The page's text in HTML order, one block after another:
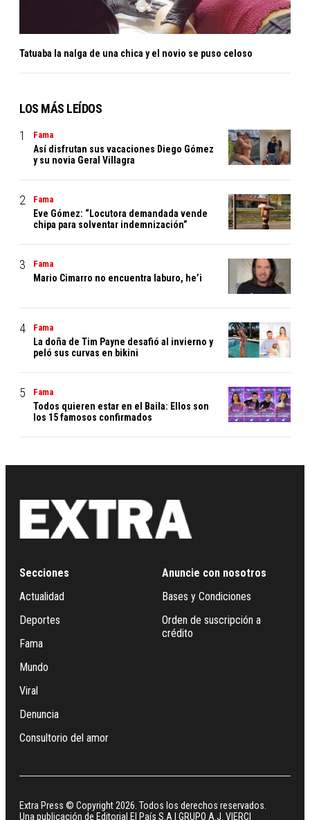
Tatuaba la nalga de una chica y el novio se puso celoso
LOS MÁS LEÍDOS
Fama
Así disfrutan sus vacaciones Diego Gómez
y su novia Geral Villagra
Fama
Eve Gómez: “Locutora demandada vende
chipa para solventar indemnización”
Fama
Mario Cimarro no encuentra laburo, he’i
Fama
La doña de Tim Payne desafió al invierno y
peló sus curvas en bikini
Fama
Todos quieren estar en el Baila: Ellos son
los 15 famosos confirmados
Secciones
Actualidad
Deportes
Fama
Mundo
Viral
Denuncia
Consultorio del amor
Anuncie con nosotros
Bases y Condiciones
Orden de suscripción a
crédito
Extra Press © Copyright 2026. Todos los derechos reservados.
Una publicación de Editorial El País S.A | GRUPO A.J. VIERCI